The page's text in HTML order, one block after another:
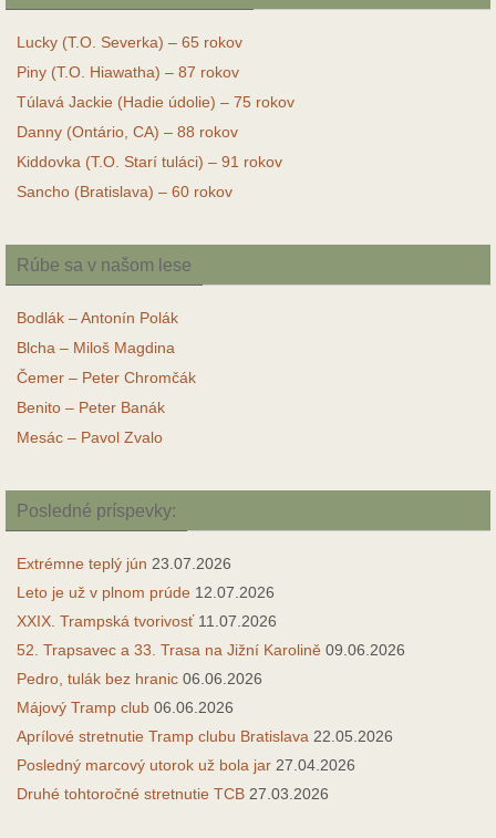
Lucky (T.O. Severka) – 65 rokov
Piny (T.O. Hiawatha) – 87 rokov
Túlavá Jackie (Hadie údolie) – 75 rokov
Danny (Ontário, CA) – 88 rokov
Kiddovka (T.O. Starí tuláci) – 91 rokov
Sancho (Bratislava) – 60 rokov
Rúbe sa v našom lese
Bodlák – Antonín Polák
Blcha – Miloš Magdina
Čemer – Peter Chromčák
Benito – Peter Banák
Mesác – Pavol Zvalo
Posledné príspevky:
Extrémne teplý jún 23.07.2026
Leto je už v plnom prúde 12.07.2026
XXIX. Trampská tvorivosť 11.07.2026
52. Trapsavec a 33. Trasa na Jižní Karolině 09.06.2026
Pedro, tulák bez hranic 06.06.2026
Májový Tramp club 06.06.2026
Aprílové stretnutie Tramp clubu Bratislava 22.05.2026
Posledný marcový utorok už bola jar 27.04.2026
Druhé tohtoročné stretnutie TCB 27.03.2026